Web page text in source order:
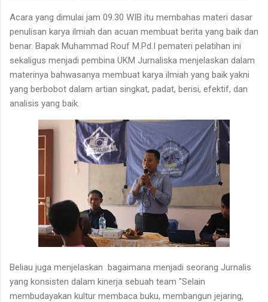
Acara yang dimulai jam 09.30 WIB itu membahas materi dasar
penulisan karya ilmiah dan acuan membuat berita yang baik dan
benar. Bapak Muhammad Rouf M.Pd.I pemateri pelatihan ini
sekaligus menjadi pembina UKM Jurnaliska menjelaskan dalam
materinya bahwasanya membuat karya ilmiah yang baik yakni
yang berbobot dalam artian singkat, padat, berisi, efektif, dan
analisis yang baik.
Beliau juga menjelaskan bagaimana menjadi seorang Jurnalis
yang konsisten dalam kinerja sebuah team "Selain
membudayakan kultur membaca buku, membangun jejaring,